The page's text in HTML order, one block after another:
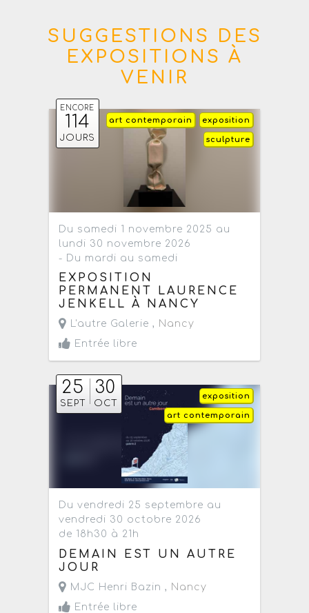
SUGGESTIONS DES
EXPOSITIONS À
VENIR
ENCORE
114
JOURS
exposition
art contemporain
sculpture
Du samedi 1 novembre 2025 au
lundi 30 novembre 2026
- Du mardi au samedi
EXPOSITION
PERMANENT LAURENCE
JENKELL À NANCY
L'autre Galerie , Nancy
Entrée libre
25
SEPT
30
OCT
exposition
art contemporain
Du vendredi 25 septembre au
vendredi 30 octobre 2026
de 18h30 à 21h
DEMAIN EST UN AUTRE
JOUR
MJC Henri Bazin , Nancy
Entrée libre